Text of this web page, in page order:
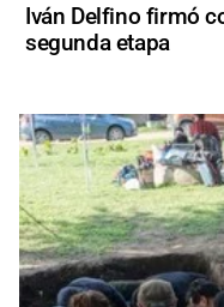
Iván Delfino firmó
segunda etapa